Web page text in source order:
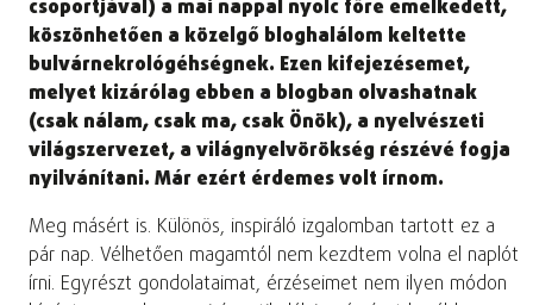
csoportjával) a mai nappal nyolc főre emelkedett,
köszönhetően a közelgő bloghalálom keltette
bulvárnekrológéhségnek. Ezen kifejezésemet,
melyet kizárólag ebben a blogban olvashatnak
(csak nálam, csak ma, csak Önök), a nyelvészeti
világszervezet, a világnyelvörökség részévé fogja
nyilvánítani. Már ezért érdemes volt írnom.
Meg másért is. Különös, inspiráló izgalomban tartott ez a
pár nap. Vélhetően magamtól nem kezdtem volna el naplót
írni. Egyrészt gondolataimat, érzéseimet nem ilyen módon